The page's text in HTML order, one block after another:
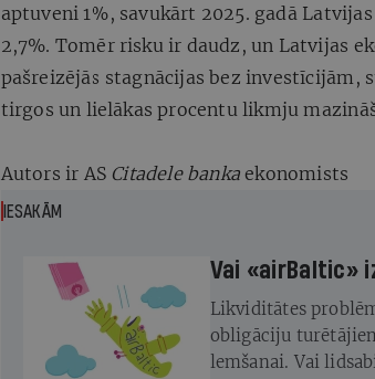
aptuveni 1%, savukārt 2025. gadā
2,7%. Tomēr risku ir daudz, un Latvijas
pašreizējās stagnācijas bez investīcijām,
tirgos un lielākas procentu likmju
Autors ir AS Citadele bankaekonomists
IESAKĀM
Vai «airBaltic»
Likviditātes
obligāciju
lemšanai. Vai